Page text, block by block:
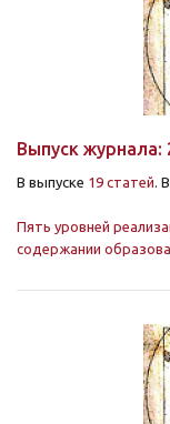
Выпуск
В выпуске 19 статей.
Пять уровней
содержании